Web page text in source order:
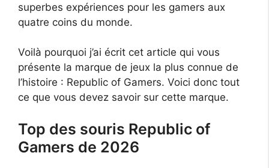
superbes expériences pour les gamers aux
quatre coins du monde.
Voilà pourquoi j’ai écrit cet article qui vous
présente la marque de jeux la plus connue de
l’histoire : Republic of Gamers. Voici donc tout
ce que vous devez savoir sur cette marque.
Top des souris Republic of
Gamers de 2026